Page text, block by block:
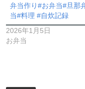
弁当作り#お弁当#旦那
当#料理 #自炊記録
2026年1月5日
お弁当